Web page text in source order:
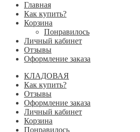
Главная
Как купить?
Корзина
Понравилось
Личный кабинет
Отзывы
Оформление заказа
КЛАДОВАЯ
Как купить?
Отзывы
Оформление заказа
Личный кабинет
Корзина
Понравилось